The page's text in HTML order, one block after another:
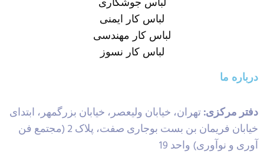
لباس کار ایمنی
لباس کار مهندسی
لباس کار نسوز
درباره ما
دفتر مرکزی:تهران، خیابان ولیعصر، خیابان بزرگمهر، ابتدای
خیابان فریمان بن بست بوجاری صفت، پلاک 2 (مجتمع فن
آوری و نوآوری) واحد 19